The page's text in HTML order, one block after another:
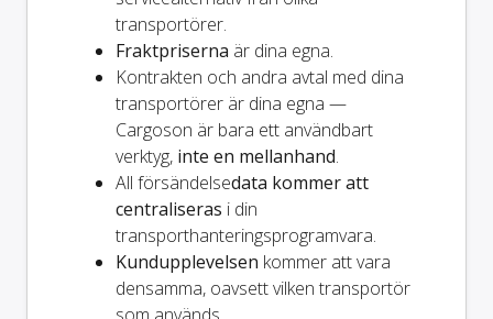
transportörer.
Fraktpriserna är dina egna.
Kontrakten och andra avtal med dina
transportörer är dina egna —
Cargoson är bara ett användbart
verktyg, inte en mellanhand.
All försändelsedata kommer att
centraliseras i din
transporthanteringsprogramvara.
Kundupplevelsen kommer att vara
densamma, oavsett vilken transportör